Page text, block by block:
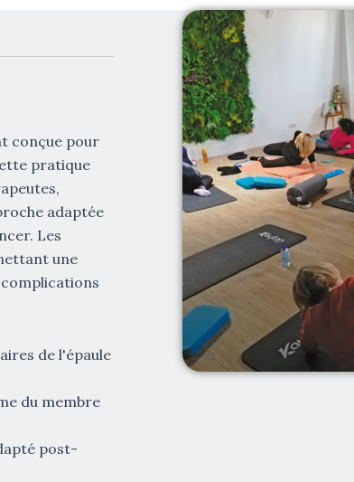
conçue pour
pratique
adaptée
Les
une
de l'épaule
du membre
post-